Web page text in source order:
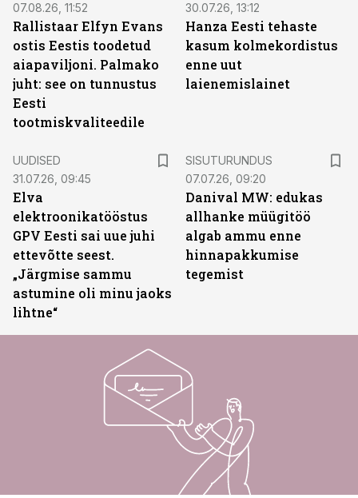
07.08.26, 11:52
Rallistaar Elfyn Evans
ostis Eestis toodetud
aiapaviljoni. Palmako
juht: see on tunnustus
Eesti
tootmiskvaliteedile
30.07.26, 13:12
Hanza Eesti tehaste
kasum kolmekordistus
enne uut
laienemislainet
UUDISED
31.07.26, 09:45
Elva
elektroonikatööstus
GPV Eesti sai uue juhi
ettevõtte seest.
„Järgmise sammu
astumine oli minu jaoks
lihtne“
SISUTURUNDUS
07.07.26, 09:20
Danival MW: edukas
allhanke müügitöö
algab ammu enne
hinnapakkumise
tegemist